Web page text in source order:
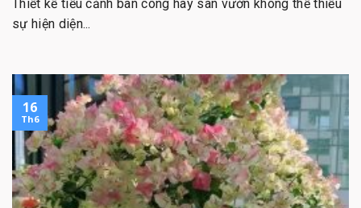
Thiết kế tiểu cảnh ban công hay sân vườn không thể thiếu
sự hiện diện...
16
Th6